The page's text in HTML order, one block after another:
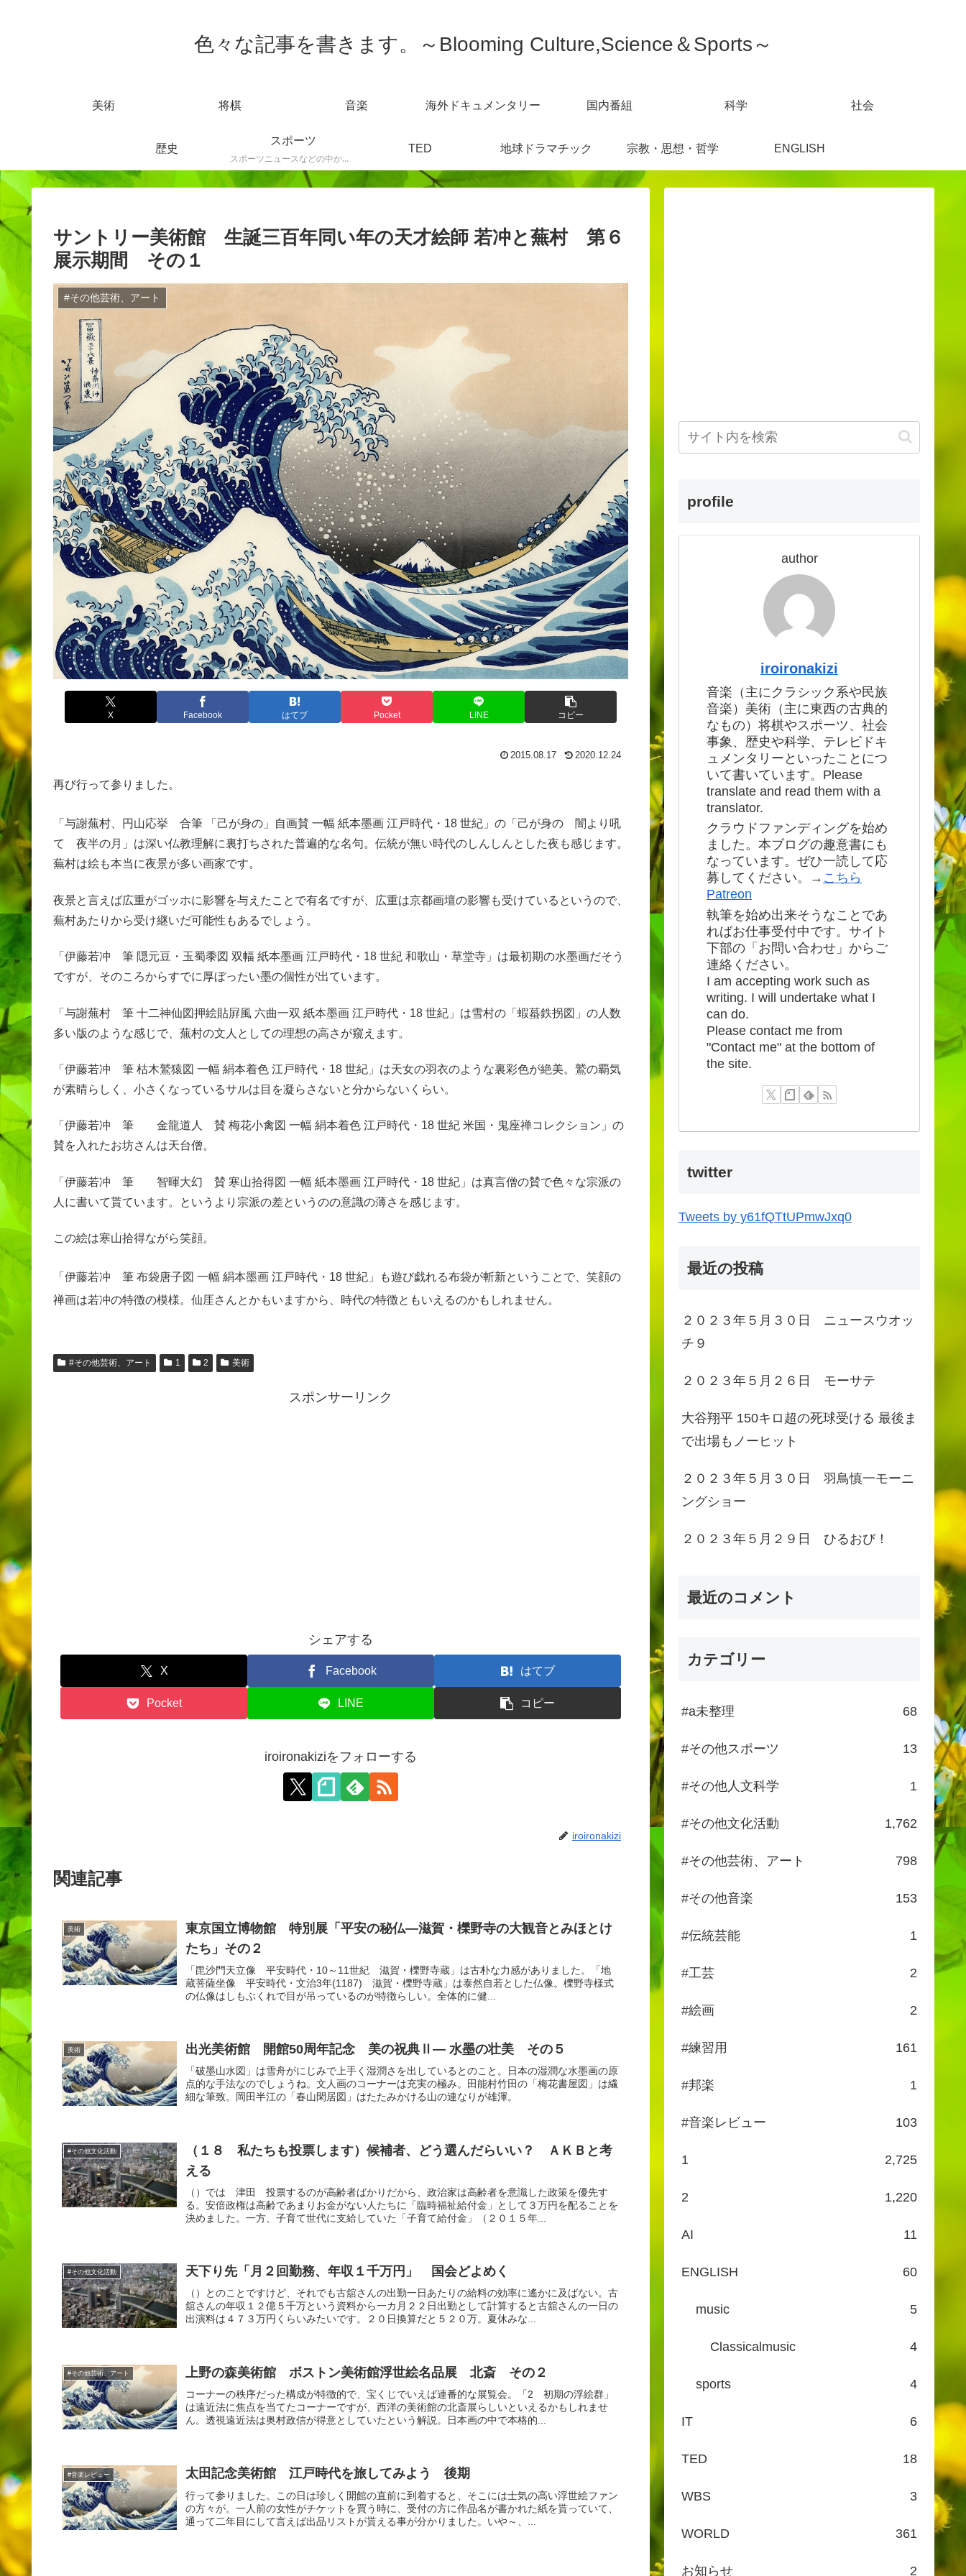
色々な記事を書きます。～Blooming Culture,Science＆Sports～
美術 将棋 音楽 海外ドキュメンタリー 国内番組 科学 社会
歴史
スポーツ
スポーツニュースなどの中から感じた事を書きます。
TED 地球ドラマチック 宗教・思想・哲学 ENGLISH
サントリー美術館 生誕三百年同い年の天才絵師 若冲と蕪村 第６
展示期間 その１
#その他芸術、アート
X Facebook はてブ Pocket LINE コピー
2015.08.17 2020.12.24
再び行って参りました。
「与謝蕪村、円山応挙 合筆 「己が身の」自画賛 一幅 紙本墨画 江戸時代・18 世紀」の「己が身の 闇より吼
て 夜半の月」は深い仏教理解に裏打ちされた普遍的な名句。伝統が無い時代のしんしんとした夜も感じます。
蕪村は絵も本当に夜景が多い画家です。
夜景と言えば広重がゴッホに影響を与えたことで有名ですが、広重は京都画壇の影響も受けているというので、
蕪村あたりから受け継いだ可能性もあるでしょう。
「伊藤若冲 筆 隠元豆・玉蜀黍図 双幅 紙本墨画 江戸時代・18 世紀 和歌山・草堂寺」は最初期の水墨画だそう
ですが、そのころからすでに厚ぼったい墨の個性が出ています。
「与謝蕪村 筆 十二神仙図押絵貼屛風 六曲一双 紙本墨画 江戸時代・18 世紀」は雪村の「蝦蟇鉄拐図」の人数
多い版のような感じで、蕪村の文人としての理想の高さが窺えます。
「伊藤若冲 筆 枯木鷲猿図 一幅 絹本着色 江戸時代・18 世紀」は天女の羽衣のような裏彩色が絶美。鷲の覇気
が素晴らしく、小さくなっているサルは目を凝らさないと分からないくらい。
「伊藤若冲 筆 金龍道人 賛 梅花小禽図 一幅 絹本着色 江戸時代・18 世紀 米国・鬼座禅コレクション」の
賛を入れたお坊さんは天台僧。
「伊藤若冲 筆 智暉大幻 賛 寒山拾得図 一幅 紙本墨画 江戸時代・18 世紀」は真言僧の賛で色々な宗派の
人に書いて貰ています。というより宗派の差というのの意識の薄さを感じます。
この絵は寒山拾得ながら笑顔。
「伊藤若冲 筆 布袋唐子図 一幅 絹本墨画 江戸時代・18 世紀」も遊び戯れる布袋が斬新ということで、笑顔の
禅画は若冲の特徴の模様。仙厓さんとかもいますから、時代の特徴ともいえるのかもしれません。
#その他芸術、アート 1 2 美術
スポンサーリンク
シェアする
X Facebook はてブ
Pocket LINE コピー
iroironakiziをフォローする
iroironakizi
関連記事
美術
東京国立博物館 特別展「平安の秘仏―滋賀・櫟野寺の大観音とみほとけ
たち」その２
「毘沙門天立像 平安時代・10～11世紀 滋賀・櫟野寺蔵」は古朴な力感がありました。「地
蔵菩薩坐像 平安時代・文治3年(1187) 滋賀・櫟野寺蔵」は泰然自若とした仏像。櫟野寺様式
の仏像はしもぶくれで目が吊っているのが特徴らしい。全体的に健...
美術 出光美術館 開館50周年記念 美の祝典Ⅱ― 水墨の壮美 その５
「破墨山水図」は雪舟がにじみで上手く湿潤さを出しているとのこと。日本の湿潤な水墨画の原
点的な手法なのでしょうね。文人画のコーナーは充実の極み。田能村竹田の「梅花書屋図」は繊
細な筆致。岡田半江の「春山閑居図」はたたみかける山の連なりが雄渾。
#その他文化活動
（１８ 私たちも投票します）候補者、どう選んだらいい？ ＡＫＢと考
える
（）では 津田 投票するのが高齢者ばかりだから、政治家は高齢者を意識した政策を優先す
る。安倍政権は高齢であまりお金がない人たちに「臨時福祉給付金」として３万円を配ることを
決めました。一方、子育て世代に支給していた「子育て給付金」（２０１５年...
#その他文化活動 天下り先「月２回勤務、年収１千万円」 国会どよめく
（）とのことですけど、それでも古舘さんの出勤一日あたりの給料の効率に遙かに及ばない。古
舘さんの年収１２億５千万という資料から一カ月２２日出勤として計算すると古舘さんの一日の
出演料は４７３万円くらいみたいです。２０日換算だと５２０万。夏休みな...
#その他芸術、アート 上野の森美術館 ボストン美術館浮世絵名品展 北斎 その２
コーナーの秩序だった構成が特徴的で、宝くじでいえば連番的な展覧会。「2 初期の浮絵群」
は遠近法に焦点を当てたコーナーですが、西洋の美術館の北斎展らしいといえるかもしれませ
ん。透視遠近法は奥村政信が得意としていたという解説。日本画の中で本格的...
#音楽レビュー 太田記念美術館 江戸時代を旅してみよう 後期
行って参りました。この日は珍しく開館の直前に到着すると、そこには士気の高い浮世絵ファン
の方々が。一人前の女性がチケットを買う時に、受付の方に作品名が書かれた紙を貰っていて、
通って二年目にして言えば出品リストが貰える事が分かりました。いや～、...
profile
author
iroironakizi
音楽（主にクラシック系や民族
音楽）美術（主に東西の古典的
なもの）将棋やスポーツ、社会
事象、歴史や科学、テレビドキ
ュメンタリーといったことにつ
いて書いています。Please
translate and read them with a
translator.
クラウドファンディングを始め
ました。本ブログの趣意書にも
なっています。ぜひ一読して応
募してください。→ こちら
Patreon
執筆を始め出来そうなことであ
ればお仕事受付中です。サイト
下部の「お問い合わせ」からご
連絡ください。
I am accepting work such as
writing. I will undertake what I
can do.
Please contact me from
"Contact me" at the bottom of
the site.
twitter
Tweets by y61fQTtUPmwJxq0
最近の投稿
２０２３年５月３０日 ニュースウオッ
チ９
２０２３年５月２６日 モーサテ
大谷翔平 150キロ超の死球受ける 最後ま
で出場もノーヒット
２０２３年５月３０日 羽鳥慎一モーニ
ングショー
２０２３年５月２９日 ひるおび！
最近のコメント
カテゴリー
#a未整理 68
#その他スポーツ 13
#その他人文科学 1
#その他文化活動 1,762
#その他芸術、アート 798
#その他音楽 153
#伝統芸能 1
#工芸 2
#絵画 2
#練習用 161
#邦楽 1
#音楽レビュー 103
1 2,725
2 1,220
AI 11
ENGLISH 60
music 5
Classicalmusic 4
sports 4
IT 6
TED 18
WBS 3
WORLD 361
お知らせ 2